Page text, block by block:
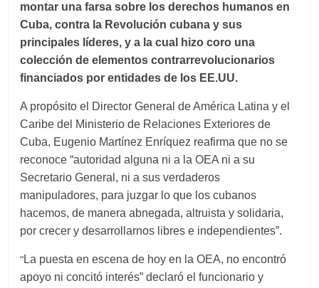
montar una farsa sobre los derechos humanos en
Cuba, contra la Revolución cubana y sus
principales líderes, y a la cual hizo coro una
colección de elementos contrarrevolucionarios
financiados por entidades de los EE.UU.
A propósito el Director General de América Latina y el
Caribe del Ministerio de Relaciones Exteriores de
Cuba, Eugenio Martínez Enríquez reafirma que no se
reconoce “autoridad alguna ni a la OEA ni a su
Secretario General, ni a sus verdaderos
manipuladores, para juzgar lo que los cubanos
hacemos, de manera abnegada, altruista y solidaria,
por crecer y desarrollarnos libres e independientes”.
“La puesta en escena de hoy en la OEA, no encontró
apoyo ni concitó interés” declaró el funcionario y